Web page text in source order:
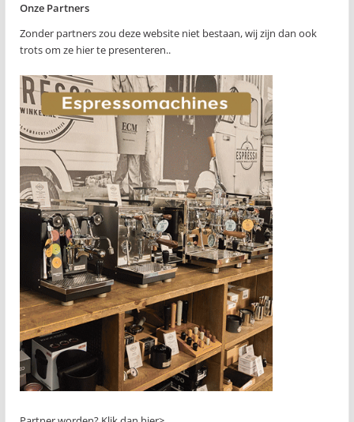
Onze Partners
Zonder partners zou deze website niet bestaan, wij zijn dan ook
trots om ze hier te presenteren..